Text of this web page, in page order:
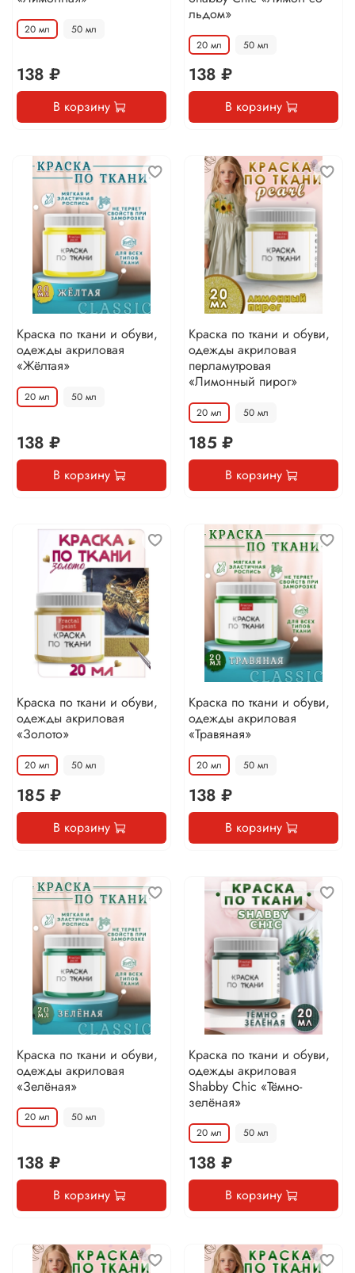
20 мл 50 мл
138 ₽
В корзину
льдом»
20 мл 50 мл
138 ₽
В корзину
Краска по ткани и обуви,
одежды акриловая
«Жёлтая»
20 мл 50 мл
138 ₽
В корзину
Краска по ткани и обуви,
одежды акриловая
перламутровая
«Лимонный пирог»
20 мл 50 мл
185 ₽
В корзину
Краска по ткани и обуви,
одежды акриловая
«Золото»
20 мл 50 мл
185 ₽
В корзину
Краска по ткани и обуви,
одежды акриловая
«Травяная»
20 мл 50 мл
138 ₽
В корзину
Краска по ткани и обуви,
одежды акриловая
«Зелёная»
20 мл 50 мл
138 ₽
В корзину
Краска по ткани и обуви,
одежды акриловая
Shabby Chic «Тёмно-
зелёная»
20 мл 50 мл
138 ₽
В корзину